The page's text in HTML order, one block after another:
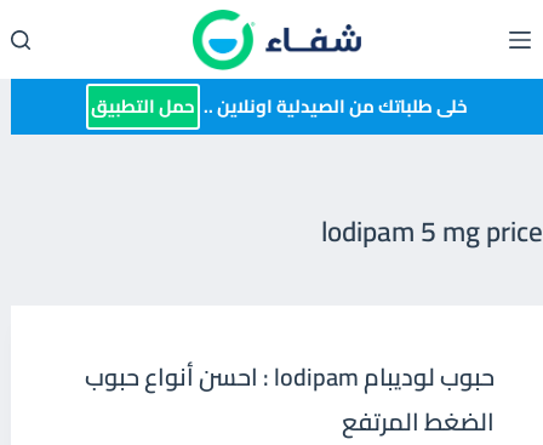
إلى
المحتوى خلى طلباتك من الصيدلية اونلاين .. حمل التطبيق
lodipam 5 mg price
حبوب لوديبام lodipam : احسن أنواع حبوب
الضغط المرتفع